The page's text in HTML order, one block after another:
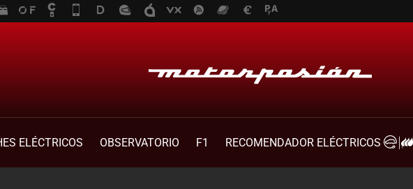
ELÉCTRICOS OBSERVATORIO F1
RECOMENDADOR ELÉCTRICOS